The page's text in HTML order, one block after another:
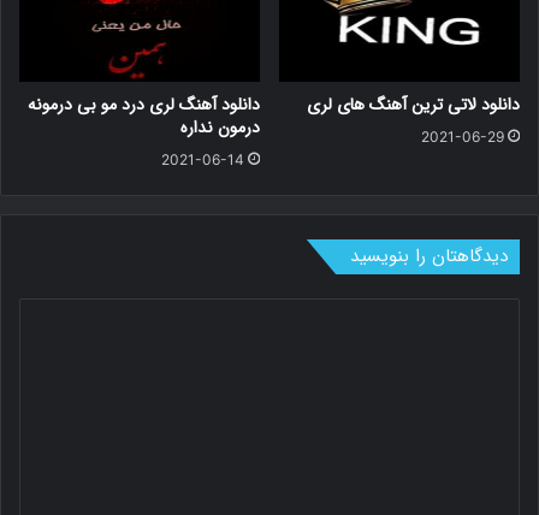
دانلود لاتی ترین آهنگ های لری
2021-06-29
دانلود آهنگ لری درد مو بی درمونه
درمون نداره
2021-06-14
دیدگاهتان را بنویسید